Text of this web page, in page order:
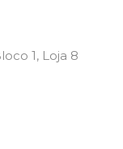
1, Loja 8